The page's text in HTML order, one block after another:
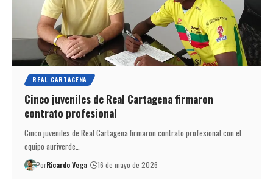
REAL CARTAGENA
Cinco juveniles de Real Cartagena firmaron
contrato profesional
Cinco juveniles de Real Cartagena firmaron contrato profesional con el
equipo auriverde…
PorRicardo Vega 16 de mayo de 2026